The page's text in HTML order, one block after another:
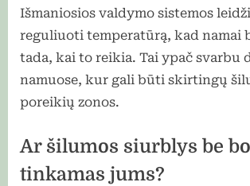
Išmaniosios valdymo sistemos
reguliuoti temperatūrą, kad namai
tada, kai to reikia. Tai ypač svarbu
namuose, kur gali būti skirtingų
poreikių zonos.
Ar šilumos siurblys be
tinkamas jums?